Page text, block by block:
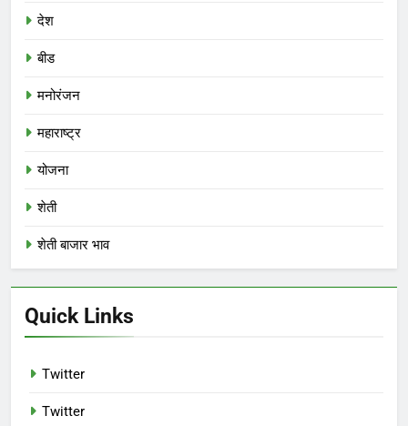
देश
बीड
मनोरंजन
महाराष्ट्र
योजना
शेती
शेती बाजार भाव
Quick Links
Twitter
Twitter